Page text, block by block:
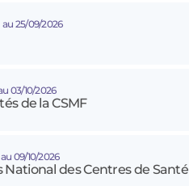
au 25/09/2026
03/10/2026
de la CSMF
au 09/10/2026
National des Centres de Santé